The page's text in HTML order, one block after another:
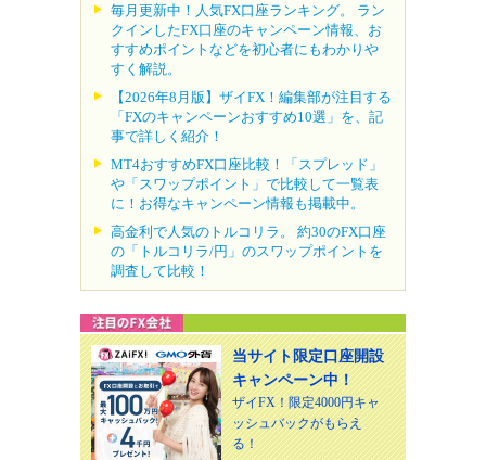
毎月更新中！人気FX口座ランキング。 ラン
クインしたFX口座のキャンペーン情報、お
すすめポイントなどを初心者にもわかりや
すく解説。
【2026年8月版】ザイFX！編集部が注目する
「FXのキャンペーンおすすめ10選」を、記
事で詳しく紹介！
MT4おすすめFX口座比較！「スプレッド」
や「スワップポイント」で比較して一覧表
に！お得なキャンペーン情報も掲載中。
高金利で人気のトルコリラ。 約30のFX口座
の「トルコリラ/円」のスワップポイントを
調査して比較！
当サイト限定口座開設
キャンペーン中！
ザイFX！限定4000円キャ
ッシュバックがもらえ
る！